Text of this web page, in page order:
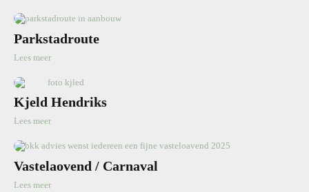
Parkstadroute
Lees meer
Kjeld Hendriks
Lees meer
Vastelaovend / Carnaval
Lees meer